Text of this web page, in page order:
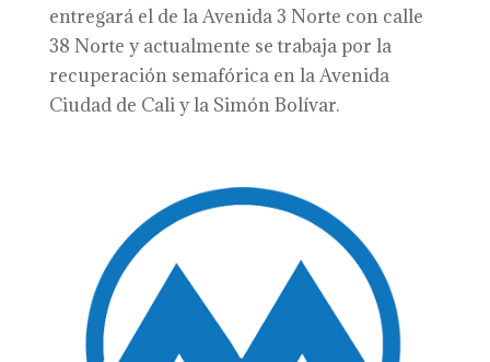
entregará el de la Avenida 3 Norte con calle
38 Norte y actualmente se trabaja por la
recuperación semafórica en la Avenida
Ciudad de Cali y la Simón Bolívar.